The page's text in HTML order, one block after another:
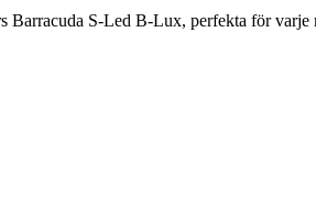
S-Led B-Lux, perfekta för varje